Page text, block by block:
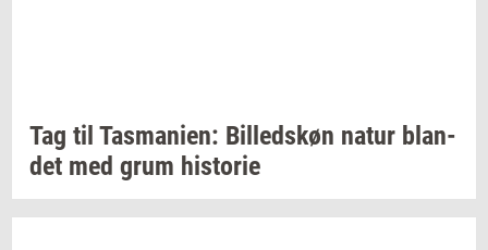
Tag til Tas­ma­ni­en: Bil­leds­køn natur blan­
det med grum hi­sto­rie